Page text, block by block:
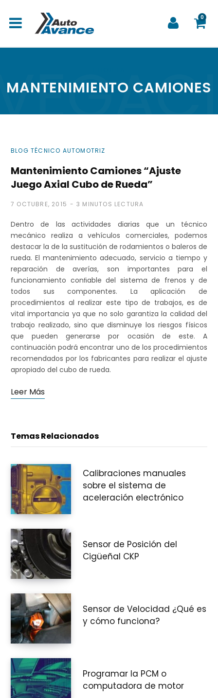
0
a
i
t
o
MANTENIMIENTO CAMIONES
BLOG TÉCNICO AUTOMOTRIZ
Mantenimiento Camiones “Ajuste
Juego Axial Cubo de Rueda”
7 OCTUBRE, 2015 3 MINUTOS LECTURA
Dentro de las actividades diarias que un técnico
mecánico realiza a vehículos comerciales, podemos
destacar la de la sustitución de rodamientos o baleros de
rueda. El mantenimiento adecuado, servicio a tiempo y
reparación de averías, son importantes para el
funcionamiento conﬁable del sistema de frenos y de
todos sus componentes. La aplicación de
procedimientos al realizar este tipo de trabajos, es de
vital importancia ya que no solo garantiza la calidad del
trabajo realizado, sino que disminuye los riesgos físicos
que pueden generarse por ocasión de este. A
continuación podrá encontrar uno de los procedimientos
recomendados por los fabricantes para realizar el ajuste
apropiado del cubo de rueda.
Leer Más
Temas Relacionados
Calibraciones manuales
sobre el sistema de
aceleración electrónico
Sensor de Posición del
Cigüeñal CKP
Sensor de Velocidad ¿Qué es
y cómo funciona?
Programar la PCM o
computadora de motor